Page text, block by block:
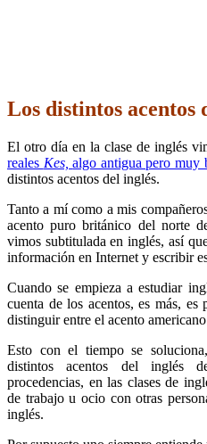
Los distintos acentos
El otro día en la clase de inglés
reales Kes,algo antigua pero muy
distintos acentos del inglés.
Tanto a mí como a mis
acento puro británico del norte
vimos subtitulada en inglés, así
información en Internet y escribir
Cuando se empieza a estudiar
cuenta de los acentos, es más,
distinguir entre el acento
Esto con el tiempo se
distintos acentos del inglés
procedencias, en las clases de
de trabajo u ocio con otras
inglés.